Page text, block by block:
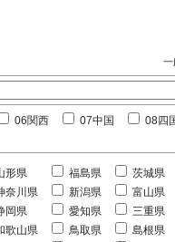
一
06関西 07中国
08四
形県 福島県
茨城県
奈川県 新潟県
富山県
岡県 愛知県
三重県
歌山県 鳥取県
島根県